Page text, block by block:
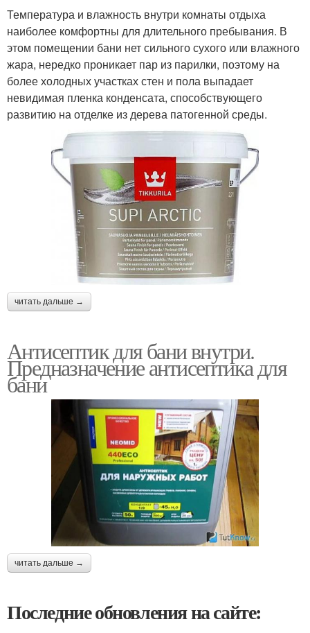
Температура и влажность внутри комнаты отдыха
наиболее комфортны для длительного пребывания. В
этом помещении бани нет сильного сухого или влажного
жара, нередко проникает пар из парилки, поэтому на
более холодных участках стен и пола выпадает
невидимая пленка конденсата, способствующего
развитию на отделке из дерева патогенной среды.
читать дальше →
Антисептик для бани внутри.
Предназначение антисептика для
бани
читать дальше →
Последние обновления на сайте: